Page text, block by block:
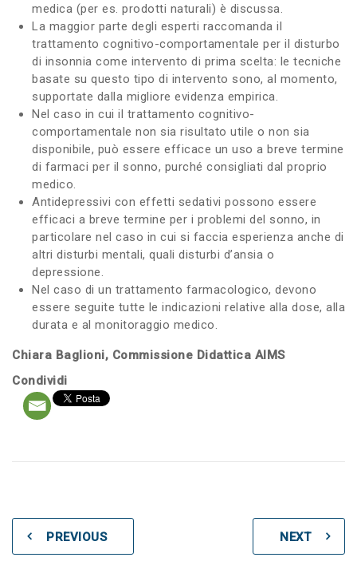
medica (per es. prodotti naturali) è discussa.
La maggior parte degli esperti raccomanda il
trattamento cognitivo-comportamentale per il disturbo
di insonnia come intervento di prima scelta: le tecniche
basate su questo tipo di intervento sono, al momento,
supportate dalla migliore evidenza empirica.
Nel caso in cui il trattamento cognitivo-
comportamentale non sia risultato utile o non sia
disponibile, può essere efficace un uso a breve termine
di farmaci per il sonno, purché consigliati dal proprio
medico.
Antidepressivi con effetti sedativi possono essere
efficaci a breve termine per i problemi del sonno, in
particolare nel caso in cui si faccia esperienza anche di
altri disturbi mentali, quali disturbi d’ansia o
depressione.
Nel caso di un trattamento farmacologico, devono
essere seguite tutte le indicazioni relative alla dose, alla
durata e al monitoraggio medico.
Chiara Baglioni, Commissione Didattica AIMS
Condividi
PREVIOUS NEXT